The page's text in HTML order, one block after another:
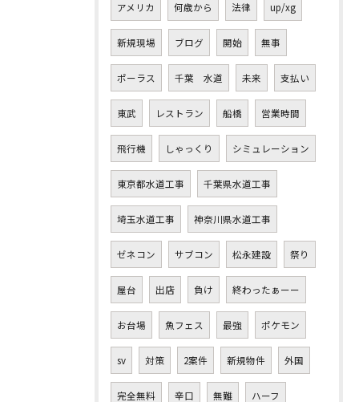
アメリカ 何歳から 法律 up/xg
新規現場 ブログ 開始 無事
ポーラス 千葉 水道 未来 支払い
東武 レストラン 船橋 営業時間
飛行機 しゃっくり シミュレーション
東京都水道工事 千葉県水道工事
埼玉水道工事 神奈川県水道工事
ゼネコン サブコン 松永建設 祭り
屋台 出店 負け 終わったぁーー
お台場 魚フェス 最強 ポケモン
sv 対策 2案件 新規物件 外国
完全無料 辛口 無難 ハーフ